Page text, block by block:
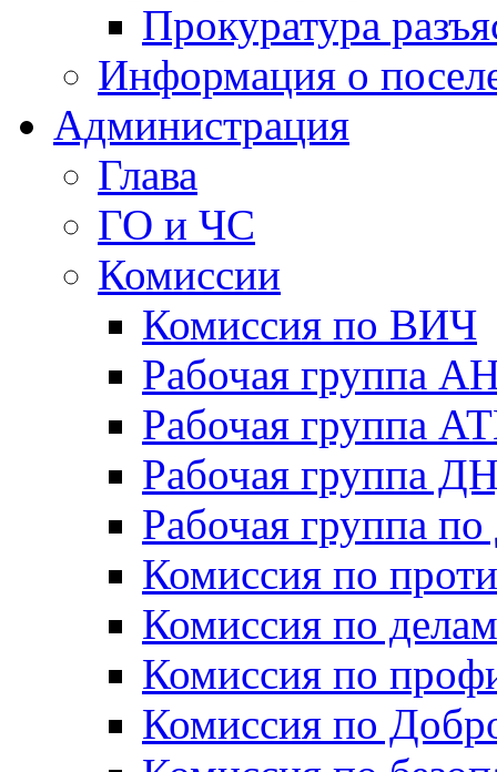
Прокуратура
Информация о
Администрация
Глава
ГО и ЧС
Комиссии
Комиссия по ВИЧ
Рабочая группа
Рабочая группа
Рабочая группа
Рабочая группа
Комиссия по
Комиссия по
Комиссия по
Комиссия по